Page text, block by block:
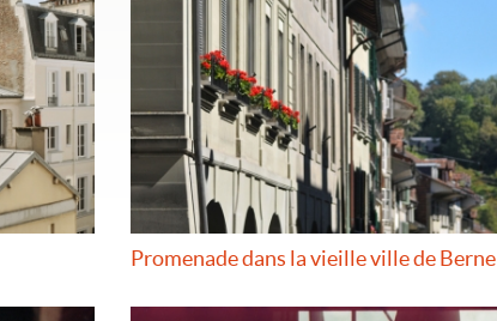
Promenade dans la vieille ville de Berne